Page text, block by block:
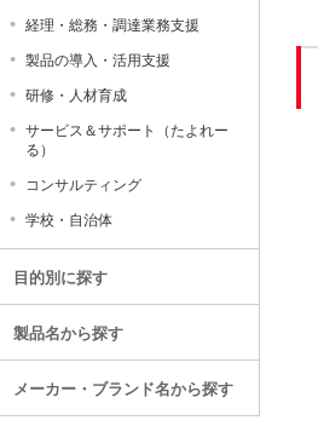
経理・総務・調達業務支援
製品の導入・活用支援
研修・人材育成
サービス＆サポート（たよれー
る）
コンサルティング
学校・自治体
目的別に探す
製品名から探す
メーカー・ブランド名から探す